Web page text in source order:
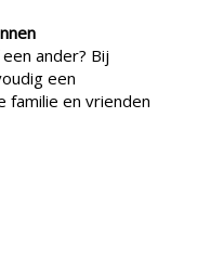
ander? Bij
een
familie en vrienden